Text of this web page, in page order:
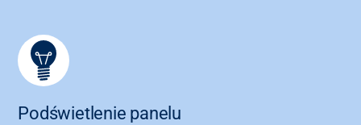
Podświetlenie panelu